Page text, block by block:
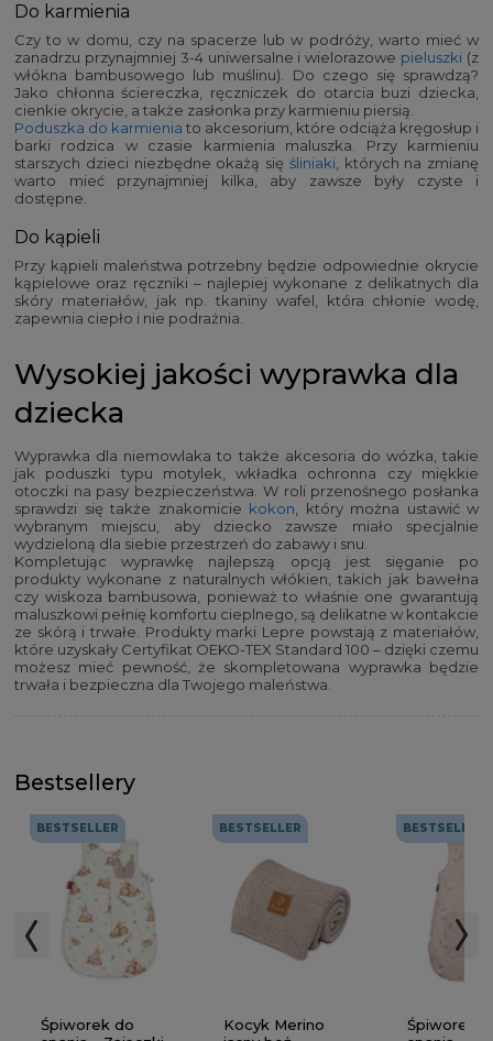
Do karmienia
Czy to w domu, czy na spacerze lub w podróży, warto mieć w
zanadrzu przynajmniej 3-4 uniwersalne i wielorazowe pieluszki (z
włókna bambusowego lub muślinu). Do czego się sprawdzą?
Jako chłonna ściereczka, ręczniczek do otarcia buzi dziecka,
cienkie okrycie, a także zasłonka przy karmieniu piersią.
Poduszka do karmienia to akcesorium, które odciąża kręgosłup i
barki rodzica w czasie karmienia maluszka. Przy karmieniu
starszych dzieci niezbędne okażą się śliniaki, których na zmianę
warto mieć przynajmniej kilka, aby zawsze były czyste i
dostępne.
Do kąpieli
Przy kąpieli maleństwa potrzebny będzie odpowiednie okrycie
kąpielowe oraz ręczniki – najlepiej wykonane z delikatnych dla
skóry materiałów, jak np. tkaniny wafel, która chłonie wodę,
zapewnia ciepło i nie podrażnia.
Wysokiej jakości wyprawka dla
dziecka
Wyprawka dla niemowlaka to także akcesoria do wózka, takie
jak poduszki typu motylek, wkładka ochronna czy miękkie
otoczki na pasy bezpieczeństwa. W roli przenośnego posłanka
sprawdzi się także znakomicie kokon, który można ustawić w
wybranym miejscu, aby dziecko zawsze miało specjalnie
wydzieloną dla siebie przestrzeń do zabawy i snu.
Kompletując wyprawkę najlepszą opcją jest sięganie po
produkty wykonane z naturalnych włókien, takich jak bawełna
czy wiskoza bambusowa, ponieważ to właśnie one gwarantują
maluszkowi pełnię komfortu cieplnego, są delikatne w kontakcie
ze skórą i trwałe. Produkty marki Lepre powstają z materiałów,
które uzyskały Certyfikat OEKO-TEX Standard 100 – dzięki czemu
możesz mieć pewność, że skompletowana wyprawka będzie
trwała i bezpieczna dla Twojego maleństwa.
Bestsellery
BESTSELLER
Śpiworek do
BESTSELLER
Kocyk Merino
BESTSELLER
Śpiworek